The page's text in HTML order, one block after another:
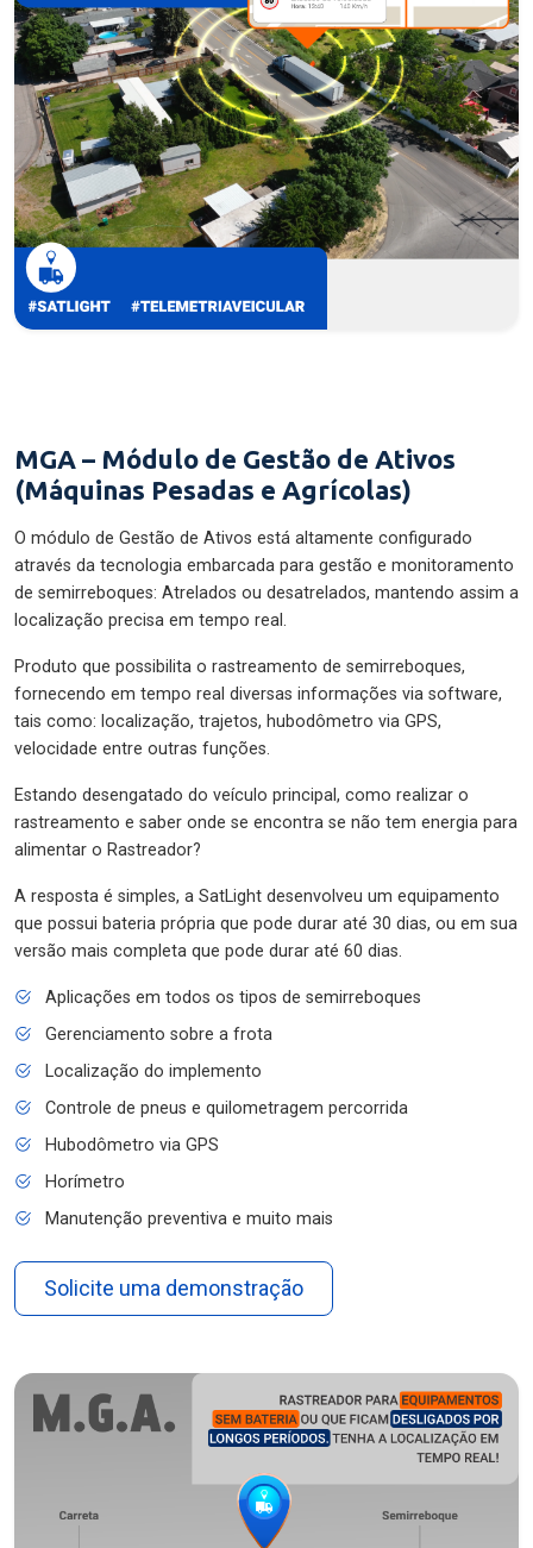
MGA – Módulo de Gestão de Ativos
(Máquinas Pesadas e Agrícolas)
O módulo de Gestão de Ativos está altamente configurado
através da tecnologia embarcada para gestão e monitoramento
de semirreboques: Atrelados ou desatrelados, mantendo assim a
localização precisa em tempo real.
Produto que possibilita o rastreamento de semirreboques,
fornecendo em tempo real diversas informações via software,
tais como: localização, trajetos, hubodômetro via GPS,
velocidade entre outras funções.
Estando desengatado do veículo principal, como realizar o
rastreamento e saber onde se encontra se não tem energia para
alimentar o Rastreador?
A resposta é simples, a SatLight desenvolveu um equipamento
que possui bateria própria que pode durar até 30 dias, ou em sua
versão mais completa que pode durar até 60 dias.
Aplicações em todos os tipos de semirreboques
Gerenciamento sobre a frota
Localização do implemento
Controle de pneus e quilometragem percorrida
Hubodômetro via GPS
Horímetro
Manutenção preventiva e muito mais
Solicite uma demonstração